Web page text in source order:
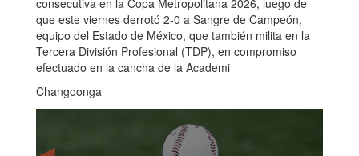
que este viernes derrotó 2-0 a Sangre de Campeón,
equipo del Estado de México, que también milita en la
Tercera División Profesional (TDP), en compromiso
efectuado en la cancha de la Academi
Changoonga